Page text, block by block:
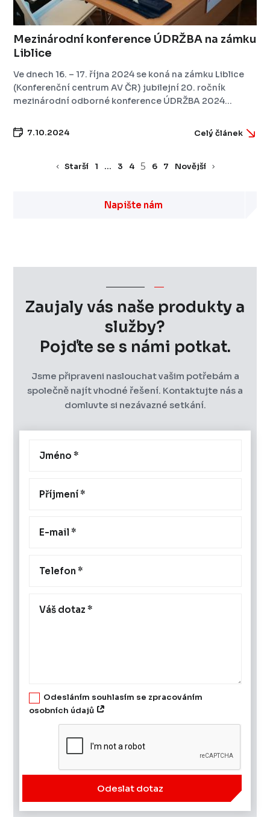
Mezinárodní konference ÚDRŽBA na zámku
Liblice
Ve dnech 16. – 17. října 2024 se koná na zámku Liblice
(Konferenční centrum AV ČR) jubilejní 20. ročník
mezinárodní odborné konference ÚDRŽBA 2024...
7.10.2024 Celý článek
Starší 1 … 3 4 5 6 7 Novější
Napište nám
Zaujaly vás naše produkty a
služby?
Pojďte se s námi potkat.
Jsme připraveni naslouchat vašim potřebám a
společně najít vhodné řešení. Kontaktujte nás a
domluvte si nezávazné setkání.
Odesláním souhlasím se zpracováním
osobních údajů
Odeslat dotaz